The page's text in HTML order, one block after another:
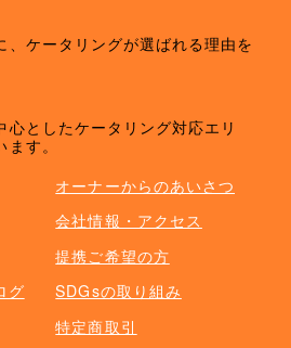
、ケータリングが選ばれる理由を
心としたケータリング対応エリ
す。
グ
オーナーからのあいさつ
会社情報・アクセス
提携ご希望の方
SDGsの取り組み
特定商取引